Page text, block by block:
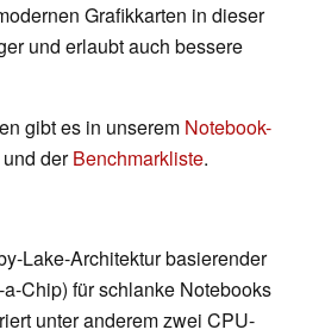
Grafikkarten in dieser
und erlaubt auch bessere
gibt es in unserem Notebook-
und derBenchmarkliste.
Lake-Architektur basierender
Chip) für schlanke Notebooks
unter anderem zwei CPU-